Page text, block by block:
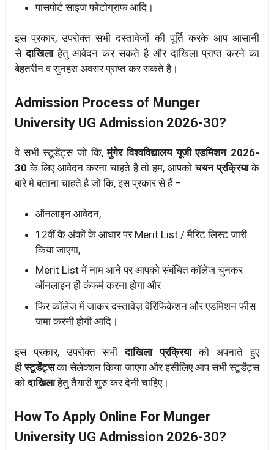
पासपोर्ट साइज फोटोग्राफ आदि।
इस प्रकार, उपरोक्त सभी दस्तावेजों की पूर्ति करके आप आसानी
सेदाखिलाहेतु आवेदन कर सकते है और दाखिला प्राप्त करने का
बेहतरीन व सुनहरा अवसर प्राप्त कर सकते है।
Admission Process of Munger
University UG Admission 2026-30?
वे सभी स्टूडेंट्स जो कि,मुंगेर विश्वविद्यालय यूजी एडमिशन 2026-
30के लिए आवेदन करना चाहते है तो हम, आपको चयन प्रक्रियाके
बारे मे बताना चाहते है जो कि, इस प्रकार से हैं –
ऑनलाइन आवेदन,
12वीं के अंकों के आधार पर Merit List / मैरिट लिस्ट जारी
किया जाएगा,
Merit List में नाम आने पर आपको संबंधित कॉलेज चुनकर
ऑनलाइन ही कंफर्म करना होगा और
फिर कॉलेज में जाकर दस्तावेज़ वेरिफिकेशन और एडमिशन फीस
जमा करनी होगी आदि।
इस प्रकार, उपरोक्त सभीदाखिला प्रक्रियाको अपनाते हुए
हीस्टूडेंट्सका सेलेक्शन किया जाएगा और इसीलिए आप सभी स्टूडेंट्स
कोदाखिलाहेतु तैयारी शुरु कर देनी चाहिए।
How To Apply Online For Munger
University UG Admission 2026-30?